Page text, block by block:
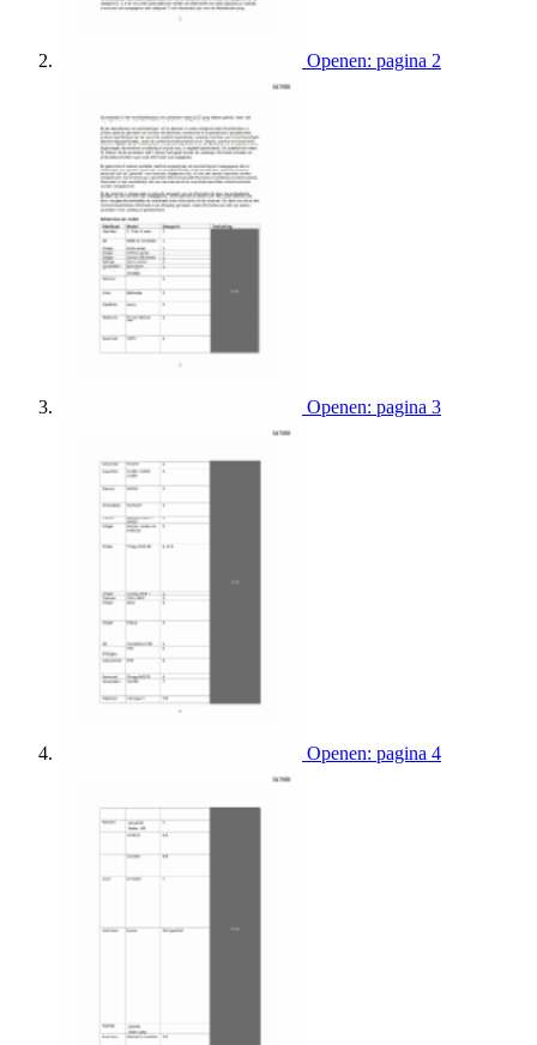
Openen: pagina 2
Openen: pagina 3
Openen: pagina 4